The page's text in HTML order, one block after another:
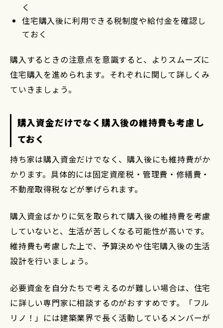
く
住宅購入後に利用できる税制度や給付金を確認し
ておく
購入するときの注意点を意識すると、よりスムーズに
住宅購入を進められます。それぞれに関して詳しくみ
ていきましょう。
購入資金だけでなく購入後の維持費も考慮し
ておく
持ち家は購入資金だけでなく、購入後にも維持費がか
かります。具体的には固定資産税・管理費・修繕費・
不動産取得税などが挙げられます。
購入資金ばかりに気を取られて購入後の維持費を考慮
していないと、生活が苦しくなる可能性が高いです。
維持費も考慮した上で、予算決めや住宅購入後の生活
設計を行いましょう。
必要資金を自分たちで考えるのが難しい場合は、住宅
に詳しい専門家に相談するのがおすすめです。「フル
リノ！」には建築業界で長く活動しているメンバーが